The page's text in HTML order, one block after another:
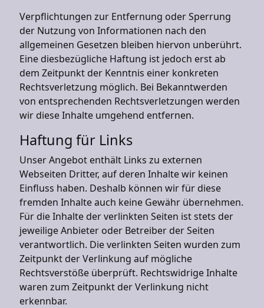
Verpflichtungen zur Entfernung oder Sperrung
der Nutzung von Informationen nach den
allgemeinen Gesetzen bleiben hiervon unberührt.
Eine diesbezügliche Haftung ist jedoch erst ab
dem Zeitpunkt der Kenntnis einer konkreten
Rechtsverletzung möglich. Bei Bekanntwerden
von entsprechenden Rechtsverletzungen werden
wir diese Inhalte umgehend entfernen.
Haftung für Links
Unser Angebot enthält Links zu externen
Webseiten Dritter, auf deren Inhalte wir keinen
Einfluss haben. Deshalb können wir für diese
fremden Inhalte auch keine Gewähr übernehmen.
Für die Inhalte der verlinkten Seiten ist stets der
jeweilige Anbieter oder Betreiber der Seiten
verantwortlich. Die verlinkten Seiten wurden zum
Zeitpunkt der Verlinkung auf mögliche
Rechtsverstöße überprüft. Rechtswidrige Inhalte
waren zum Zeitpunkt der Verlinkung nicht
erkennbar.